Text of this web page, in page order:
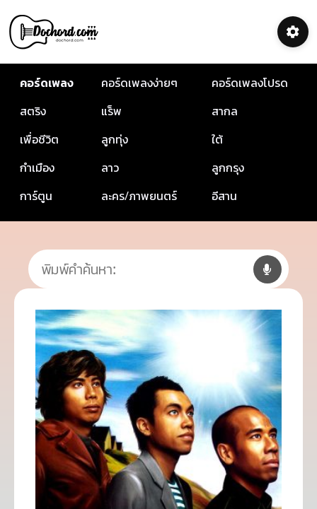
คอร์ดเพลง คอร์ดเพลงง่ายๆ
คอร์ดเพลงโปรด
สตริง
แร็พ
สากล
เพื่อชีวิต
ลูกทุ่ง
ใต้
กำเมือง
ลาว
ลูกกรุง
การ์ตูน
ละคร/ภาพยนตร์ อีสาน